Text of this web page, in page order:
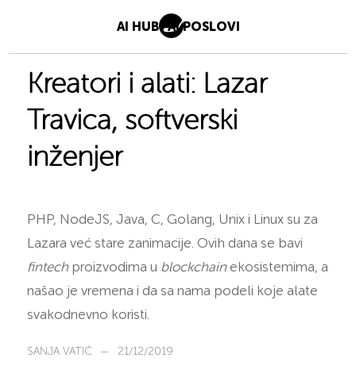
AI HUB AI POSLOVI
Kreatori i alati: Lazar
Travica, softverski
inženjer
PHP, NodeJS, Java, C, Golang, Unix i Linux su za
Lazara već stare zanimacije. Ovih dana se bavi
fintechproizvodima u blockchainekosistemima, a
našao je vremena i da sa nama podeli koje alate
svakodnevno koristi.
SANJA VATIĆ — 21/12/2019